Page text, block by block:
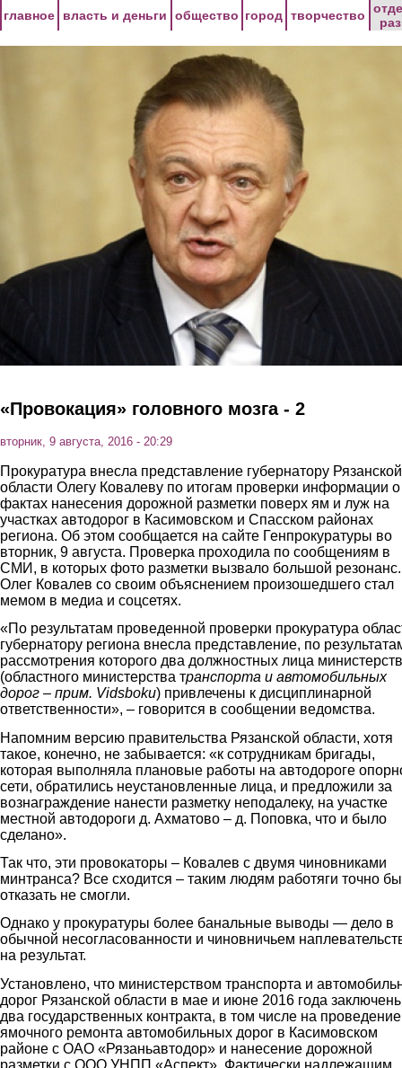
главное власть и деньги общество город творчество
«Провокация» головного мозга - 2
вторник, 9 августа, 2016 - 20:29
Прокуратура внесла представление губернатору Рязанской
области Олегу Ковалеву по итогам проверки информации о
фактах нанесения дорожной разметки поверх ям и луж на
участках автодорог в Касимовском и Спасском районах
региона. Об этом сообщается на сайте Генпрокуратуры во
вторник, 9 августа. Проверка проходила по сообщениям в
СМИ, в которых фото разметки вызвало большой резонанс.
Олег Ковалев со своим объяснением произошедшего стал
мемом в медиа и соцсетях.
«По результатам проведенной проверки прокуратура
губернатору региона внесла представление, по
рассмотрения которого два должностных лица
(областного министерства транспорта и автомобильных
дорог – прим. Vidsboku) привлечены к дисциплинарной
ответственности», – говорится в сообщении ведомства.
Напомним версию правительства Рязанской области, хотя
такое, конечно, не забывается: «к сотрудникам бригады,
которая выполняла плановые работы на автодороге
сети, обратились неустановленные лица, и предложили за
вознаграждение нанести разметку неподалеку, на участке
местной автодороги д. Ахматово – д. Поповка, что и было
сделано».
Так что, эти провокаторы – Ковалев с двумя чиновниками
минтранса? Все сходится – таким людям работяги точно бы
отказать не смогли.
Однако у прокуратуры более банальные выводы — дело в
обычной несогласованности и чиновничьем
на результат.
Установлено, что министерством транспорта и
дорог Рязанской области в мае и июне 2016 года
два государственных контракта, в том числе на проведение
ямочного ремонта автомобильных дорог в Касимовском
районе с ОАО «Рязаньавтодор» и нанесение дорожной
разметки с ООО УНПП «Аспект». Фактически надлежащим